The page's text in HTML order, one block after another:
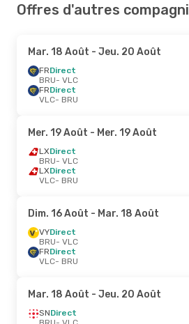
Offres d'autres
Mar. 18 Août - Jeu. 20 Août
FRDirect
BRU- VLC
FRDirect
VLC- BRU
Mer. 19 Août - Mer. 19 Août
LXDirect
BRU- VLC
LXDirect
VLC- BRU
Dim. 16 Août - Mar. 18 Août
VYDirect
BRU- VLC
FRDirect
VLC- BRU
Mar. 18 Août - Jeu. 20 Août
SNDirect